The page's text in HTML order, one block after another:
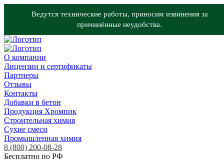
Ведутся технические работы, приносим извинения за
причинённые неудобства.
О компании
Лицензии и сертификаты
Партнеры
Отзывы
Контакты
Добавки в бетон
Продукция Хромпик
Строительная химия
Сухие смеси
Промышленная химия
8 (800) 200-08-28
Бесплатно по РФ